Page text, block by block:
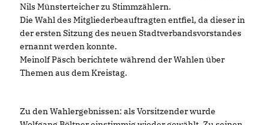
Nils Münsterteicher zu Stimmzählern.
Die Wahl des Mitgliederbeauftragten entfiel, da dieser in
der ersten Sitzung des neuen Stadtverbandsvorstandes
ernannt werden konnte.
Meinolf Päsch berichtete während der Wahlen über
Themen aus dem Kreistag.
Zu den Wahlergebnissen: als Vorsitzender wurde